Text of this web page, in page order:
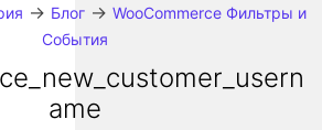
→ Блог→ WooCommerce Фильтры и
События
ame